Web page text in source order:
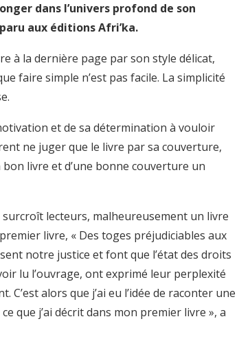
dans l’univers profond de son
aux éditions Afri’ka.
à la dernière page par son style délicat,
faire simple n’est pas facile. La simplicité
et de sa détermination à vouloir
ne juger que le livre par sa couverture,
livre et d’une bonne couverture un
surcroît lecteurs, malheureusement un livre
livre, « Des toges préjudiciables aux
notre justice et font que l’état des droits
lu l’ouvrage, ont exprimé leur perplexité
alors que j’ai eu l’idée de raconter une
que j’ai décrit dans mon premier livre », a